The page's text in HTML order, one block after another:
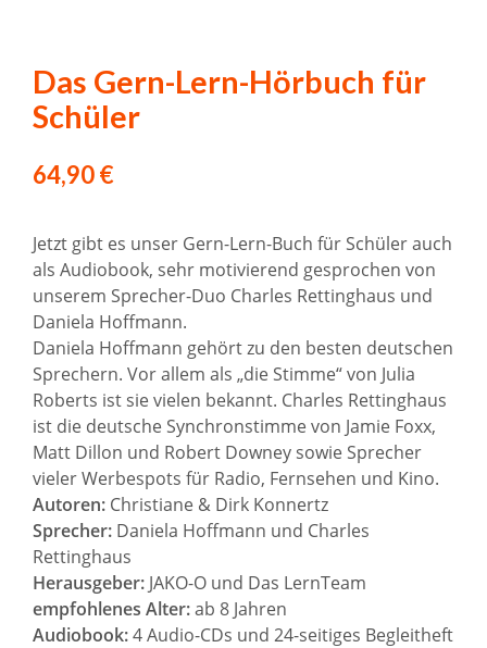
Das Gern-Lern-Hörbuch für
Schüler
64,90€
Jetzt gibt es unser Gern-Lern-Buch für Schüler auch
als Audiobook, sehr motivierend gesprochen von
unserem Sprecher-Duo Charles Rettinghaus und
Daniela Hoffmann.
Daniela Hoffmann gehört zu den besten deutschen
Sprechern. Vor allem als „die Stimme“ von Julia
Roberts ist sie vielen bekannt. Charles Rettinghaus
ist die deutsche Synchronstimme von Jamie Foxx,
Matt Dillon und Robert Downey sowie Sprecher
vieler Werbespots für Radio, Fernsehen und Kino.
Autoren: Christiane & Dirk Konnertz
Sprecher: Daniela Hoffmann und Charles
Rettinghaus
Herausgeber: JAKO-O und Das LernTeam
empfohlenes Alter:ab 8 Jahren
Audiobook:4 Audio-CDs und 24-seitiges Begleitheft